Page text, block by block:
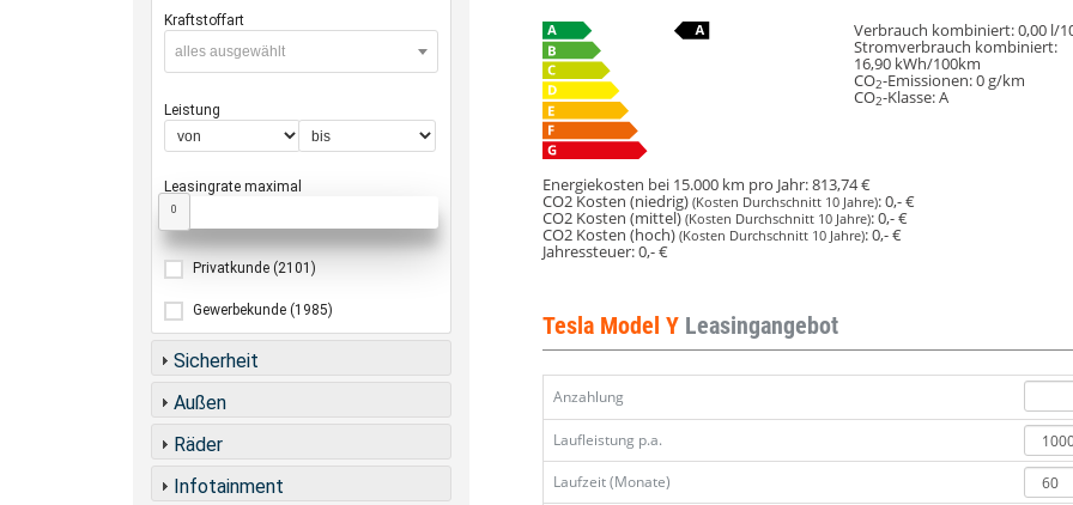
Reichweite
(514
PS)
AutoAbo
all
inclusive
Reichweite
(514
PS)
AutoAbo
all
inclusive
Reichweite
(514
PS)
AutoAbo
all
inclusive
Reichweite
(514
PS)
AutoAbo
all
inclusive
Verbrauch kombiniert:0,00 l/
Stromverbrauch kombiniert:
16,90 kWh/100km
CO2-Emissionen:0 g/km
CO2-Klasse:A
Energiekosten bei 15.000 km pro Jahr:813,74 €
CO2 Kosten (niedrig)(Kosten Durchschnitt 10 Jahre):0,- €
CO2 Kosten (mittel)(Kosten Durchschnitt 10 Jahre):0,- €
CO2 Kosten (hoch)(Kosten Durchschnitt 10 Jahre):0,- €
Jahressteuer:0,- €
Tesla Model Y Leasingangebot
Anzahlung
Laufleistung p.a.
Laufzeit (Monate)
Kraftstoffart
alles ausgewählt
Leistung
Leasingrate maximal
0
Privatkunde (2101)
Gewerbekunde (1985)
Sicherheit
Außen
Räder
Infotainment